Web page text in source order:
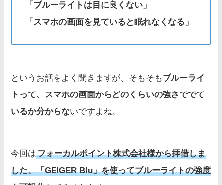
「ブルーライトは目に良くない」
「スマホの画面を見ていると眠れなくなる」
というお話をよく聞きますが、そもそもブルーライ
トって、スマホの画面からどのくらいの強さででて
いるか分からないですよね。
今回はフォーカルポイント株式会社様から拝借しま
した、「GEIGER Blu」を使ってブルーライトの強度